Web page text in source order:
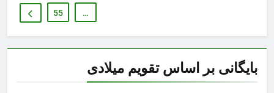
…
55
بایگانی بر اساس تقویم میلادی